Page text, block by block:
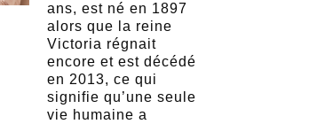
ans, est né en 1897
alors que la reine
Victoria régnait
encore et est décédé
en 2013, ce qui
signifie qu’une seule
vie humaine a